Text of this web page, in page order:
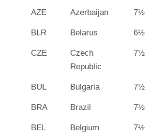
AZE Azerbaijan 7½
BLR Belarus 6½
CZE
Czech
Republic
7½
BUL Bulgaria 7½
BRA Brazil 7½
BEL Belgium 7½